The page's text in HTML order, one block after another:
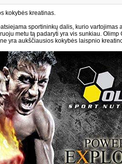
kokybės kreatinas.
sportininkų dalis, kurio
metu tą padaryti yra vis sunkiau.
yra aukščiausios kokybės laispnio